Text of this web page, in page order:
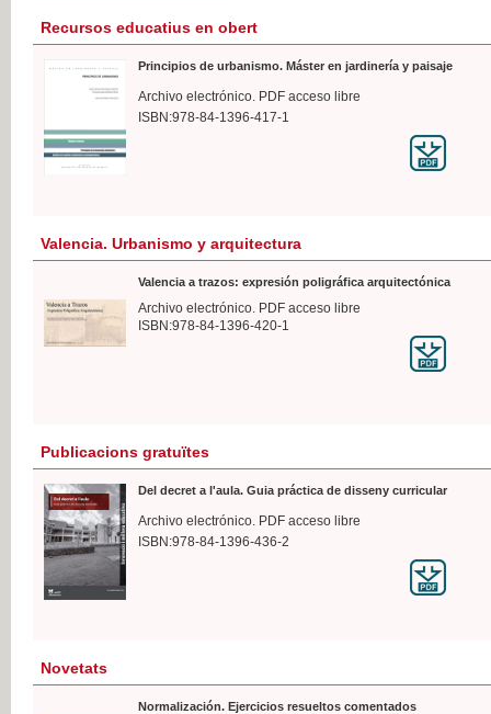
Recursos educatius en obert
Principios de urbanismo. Máster en jardinería y paisaje
Archivo electrónico. PDF acceso libre
ISBN:978-84-1396-417-1
Valencia. Urbanismo y arquitectura
Valencia a trazos: expresión poligráfica arquitectónica
Archivo electrónico. PDF acceso libre
ISBN:978-84-1396-420-1
Publicacions gratuïtes
Del decret a l'aula. Guia práctica de disseny curricular
Archivo electrónico. PDF acceso libre
ISBN:978-84-1396-436-2
Novetats
Normalización. Ejercicios resueltos comentados